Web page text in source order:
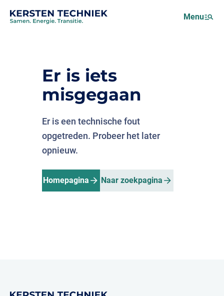
Over ons
Projecten
Menu
Er is iets
misgegaan
Er is een technische fout
opgetreden. Probeer het later
opnieuw.
Homepagina Naar zoekpagina